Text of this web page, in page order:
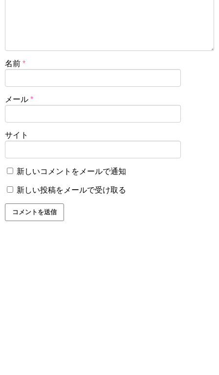
名前 *
メール *
サイト
新しいコメントをメールで通知
新しい投稿をメールで受け取る